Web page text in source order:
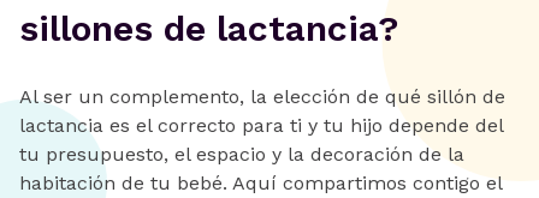
sillones de lactancia?
Al ser un complemento, la elección de qué sillón de
lactancia es el correcto para ti y tu hijo depende del
tu presupuesto, el espacio y la decoración de la
habitación de tu bebé. Aquí compartimos contigo el